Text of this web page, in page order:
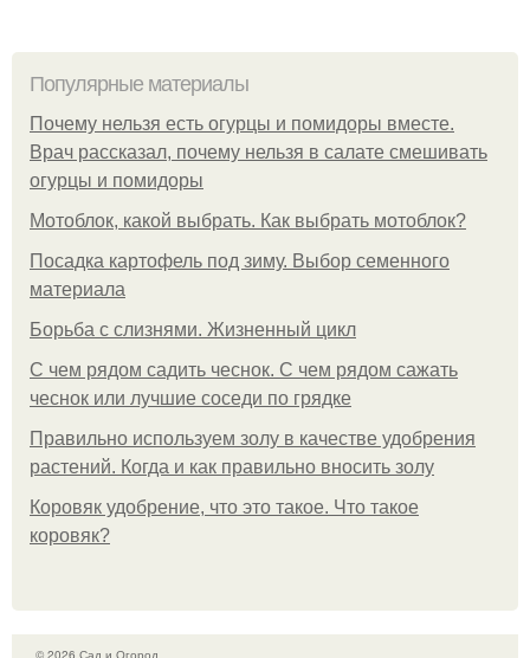
Популярные материалы
Почему нельзя есть огурцы и помидоры вместе.
Врач рассказал, почему нельзя в салате смешивать
огурцы и помидоры
Мотоблок, какой выбрать. Как выбрать мотоблок?
Посадка картофель под зиму. Выбор семенного
материала
Борьба с слизнями. Жизненный цикл
С чем рядом садить чеснок. С чем рядом сажать
чеснок или лучшие соседи по грядке
Правильно используем золу в качестве удобрения
растений. Когда и как правильно вносить золу
Коровяк удобрение, что это такое. Что такое
коровяк?
© 2026 Сад и Огород